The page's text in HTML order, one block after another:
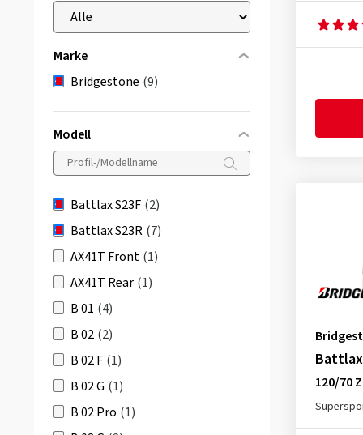
Marke
Bridgestone (9)
Modell
Battlax S23F (2)
Battlax S23R (7)
AX41T Front (1)
AX41T Rear (1)
B 01 (4)
B 02 (2)
B 02 F (1)
B 02 G (1)
B 02 Pro (1)
Battlax
120/70